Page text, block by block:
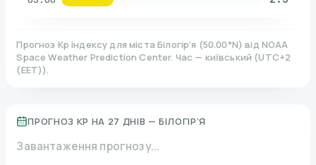
Прогноз Kp індексу для міста Білогір’я (50.00°N)від NOAA
Space Weather Prediction Center. Час — київський (UTC+2
(EET)).
ПРОГНОЗ KP НА 27 ДНІВ — БІЛОГІР’Я
Завантаження прогнозу...